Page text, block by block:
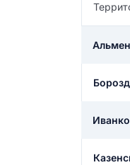
Введите свой